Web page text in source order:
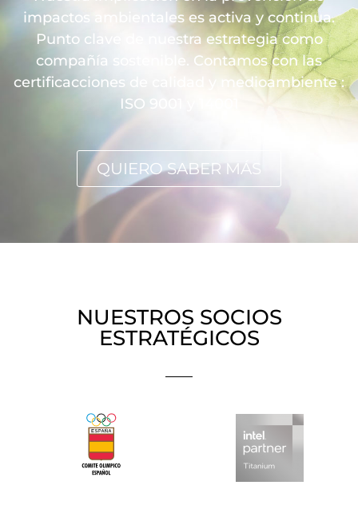
impactos ambientales es activa y continua.
Punto clave de nuestra estrategia como
compañía sostenible. Contamos con las
certificacciones de calidad y medioambiente :
ISO 9001 y 14001
QUIERO SABER MÁS
NUESTROS SOCIOS
ESTRATÉGICOS